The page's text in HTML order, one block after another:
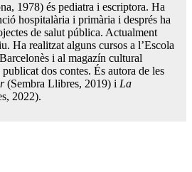
1978) és pediatra i escriptora. Ha
hospitalària i primària i després ha
de salut pública. Actualment
Ha realitzat alguns cursos a l’Escola
i al magazín cultural
dos contes. És autora de les
(Sembra Llibres, 2019) i La
2022).